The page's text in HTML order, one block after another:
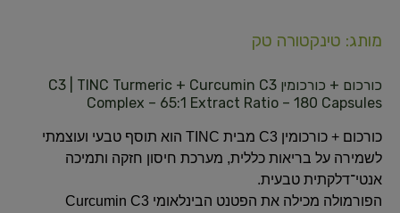
מותג: טינקטורה טק
כורכום + כורכומין C3 | TINC Turmeric + Curcumin C3
Complex – 65:1 Extract Ratio – 180 Capsules
כורכום + כורכומין C3 מבית TINC הוא תוסף טבעי ועוצמתי
לשמירה על בריאות כללית, מערכת חיסון חזקה ותמיכה
אנטי־דלקתית טבעית.
הפורמולה מכילה את הפטנט הבינלאומי Curcumin C3